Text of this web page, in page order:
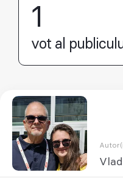
1
vot al